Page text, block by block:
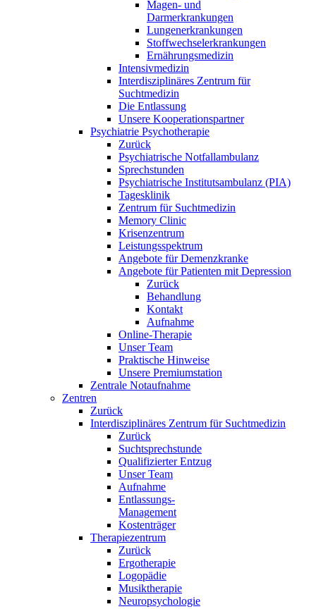
Magen- und
Darmerkrankungen
Lungenerkrankungen
Stoffwechselerkrankungen
Ernährungsmedizin
Intensivmedizin
Interdisziplinäres Zentrum für
Suchtmedizin
Die Entlassung
Unsere Kooperationspartner
Psychiatrie Psychotherapie
Zurück
Psychiatrische Notfallambulanz
Sprechstunden
Psychiatrische Institutsambulanz (PIA)
Tagesklinik
Zentrum für Suchtmedizin
Memory Clinic
Krisenzentrum
Leistungsspektrum
Angebote für Demenzkranke
Angebote für Patienten mit Depression
Zurück
Behandlung
Kontakt
Aufnahme
Online-Therapie
Unser Team
Praktische Hinweise
Unsere Premiumstation
Zentrale Notaufnahme
Zentren
Zurück
Interdisziplinäres Zentrum für Suchtmedizin
Zurück
Suchtsprechstunde
Qualifizierter Entzug
Unser Team
Aufnahme
Entlassungs-
Management
Kostenträger
Therapiezentrum
Zurück
Ergotherapie
Logopädie
Musiktherapie
Neuropsychologie